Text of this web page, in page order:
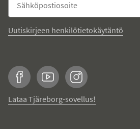
Uutiskirjeen henkilötietokäytäntö
FacebookYouTubeInstagram
Lataa Tjäreborg-sovellus!